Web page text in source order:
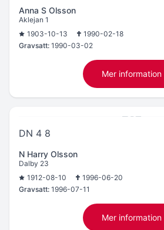
Anna S Olsson
Aklejan 1
1903-10-13
1990-02-18
Gravsatt: 1990-03-02
Mer information
DN 4 8
N Harry Olsson
Dalby 23
1912-08-10
1996-06-20
Gravsatt: 1996-07-11
Mer information